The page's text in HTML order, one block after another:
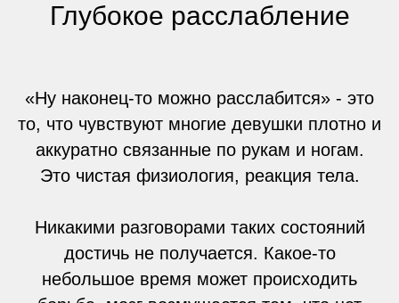
Глубокое расслабление
«Ну наконец-то можно расслабится» - это
то, что чувствуют многие девушки плотно и
аккуратно связанные по рукам и ногам.
Это чистая физиология, реакция тела.
Никакими разговорами таких состояний
достичь не получается. Какое-то
небольшое время может происходить